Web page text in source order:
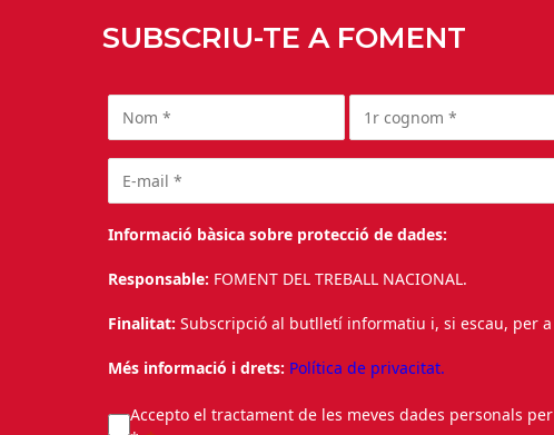
SUBSCRIU-TE A FOMENT
Informació bàsica sobre protecció de dades:
Responsable: FOMENT DEL TREBALL NACIONAL.
Finalitat: Subscripció al butlletí informatiu i, si escau, per
Més informació i drets: Política de privacitat.
Accepto el tractament de les meves dades personals